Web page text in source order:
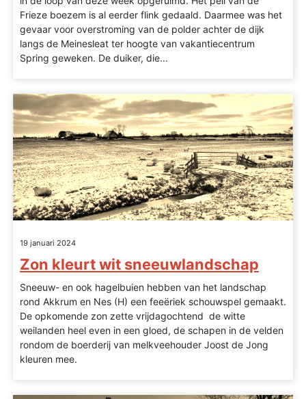
Frieze boezem is al eerder flink gedaald. Daarmee was het
gevaar voor overstroming van de polder achter de dijk
langs de Meinesleat ter hoogte van vakantiecentrum
Spring geweken. De duiker, die...
19 januari 2024
Zon kleurt wit sneeuwlandschap
Sneeuw- en ook hagelbuien hebben van het landschap
rond Akkrum en Nes (H) een feeëriek schouwspel gemaakt.
De opkomende zon zette vrijdagochtend de witte
weilanden heel even in een gloed, de schapen in de velden
rondom de boerderij van melkveehouder Joost de Jong
kleuren mee.